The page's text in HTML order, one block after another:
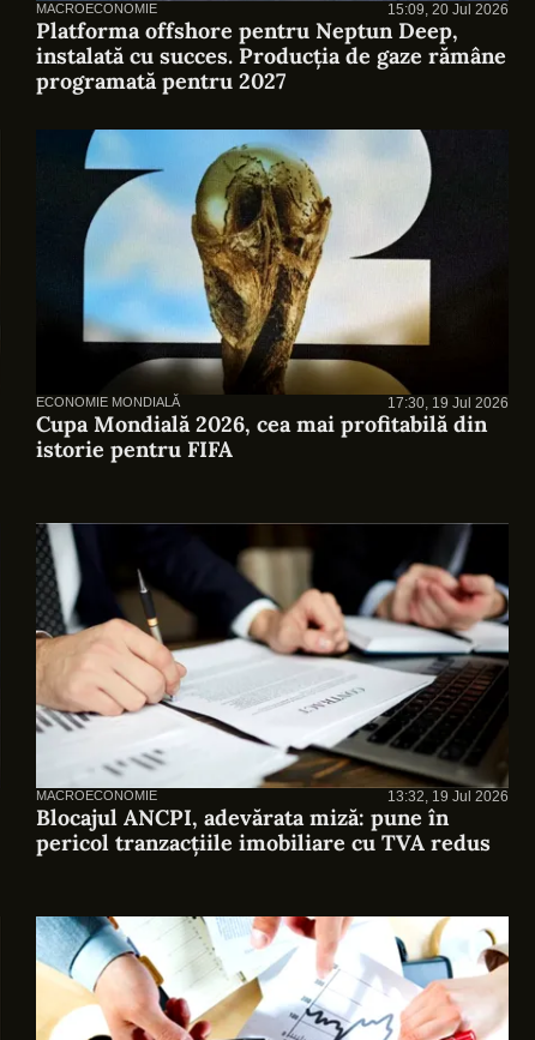
MACROECONOMIE 15:09, 20 Jul 2026
Platforma offshore pentru Neptun Deep,
instalată cu succes. Producția de gaze rămâne
programată pentru 2027
ECONOMIE MONDIALĂ 17:30, 19 Jul 2026
Cupa Mondială 2026, cea mai profitabilă din
istorie pentru FIFA
MACROECONOMIE 13:32, 19 Jul 2026
Blocajul ANCPI, adevărata miză: pune în
pericol tranzacțiile imobiliare cu TVA redus